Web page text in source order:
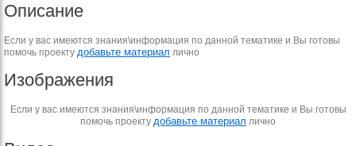
Описание
Если у вас имеются знания\информация по данной тематике и Вы готовы
помочь проекту добавьте материал лично
Изображения
Если у вас имеются знания\информация по данной тематике и Вы готовы
помочь проекту добавьте материал лично